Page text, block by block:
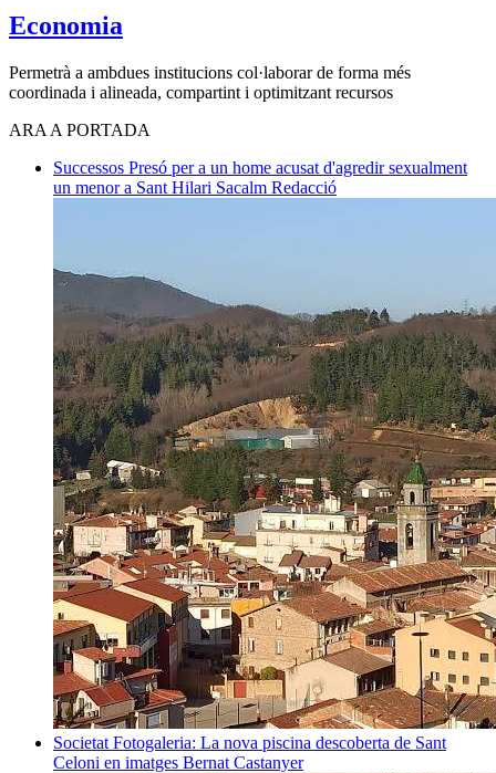
Economia
Permetrà a ambdues institucions col·laborar de forma més
coordinada i alineada, compartint i optimitzant recursos
ARA A PORTADA
Successos Presó per a un home acusat d'agredir sexualment
un menor a Sant Hilari Sacalm Redacció
Societat Fotogaleria: La nova piscina descoberta de Sant
Celoni en imatges Bernat Castanyer